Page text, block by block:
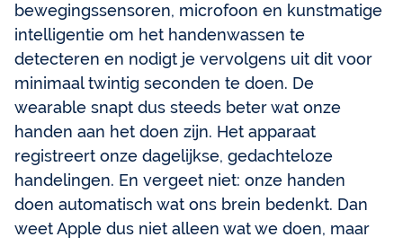
bewegingssensoren, microfoon en kunstmatige
intelligentie om het handenwassen te
detecteren en nodigt je vervolgens uit dit voor
minimaal twintig seconden te doen. De
wearable snapt dus steeds beter wat onze
handen aan het doen zijn. Het apparaat
registreert onze dagelijkse, gedachteloze
handelingen. En vergeet niet: onze handen
doen automatisch wat ons brein bedenkt. Dan
weet Apple dus niet alleen wat we doen, maar